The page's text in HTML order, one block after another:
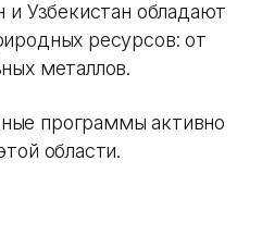
и Узбекистан обладают
ресурсов: от
металлов.
программы активно
области.